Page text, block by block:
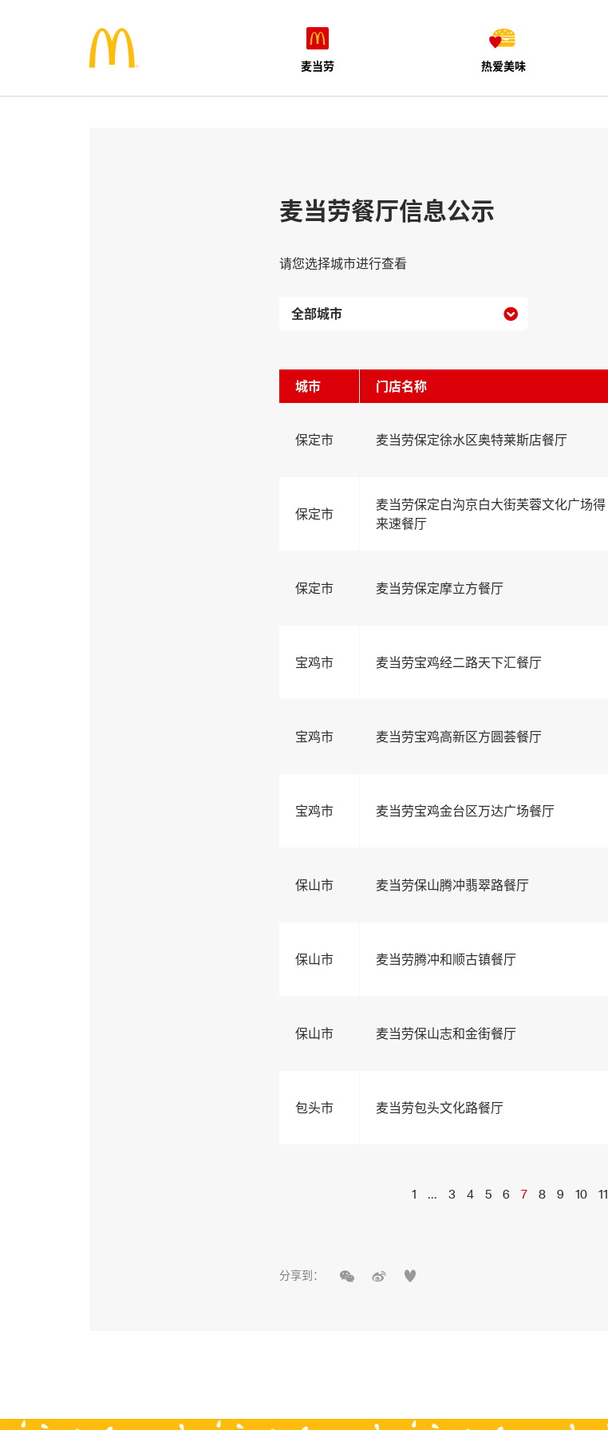
麦当劳 热爱美味
麦当劳餐厅信息公示
请您选择城市进行查看

城市 门店名称
保定市 麦当劳保定徐水区奥特莱斯店餐厅
保定市
麦当劳保定白沟京白大街芙蓉文化广场得
来速餐厅
保定市 麦当劳保定摩立方餐厅
宝鸡市 麦当劳宝鸡经二路天下汇餐厅
宝鸡市 麦当劳宝鸡高新区方圆荟餐厅
宝鸡市 麦当劳宝鸡金台区万达广场餐厅
保山市 麦当劳保山腾冲翡翠路餐厅
保山市 麦当劳腾冲和顺古镇餐厅
保山市 麦当劳保山志和金街餐厅
包头市 麦当劳包头文化路餐厅
1 ... 3 4 5 6 7 8 9 10 11
分享到：   